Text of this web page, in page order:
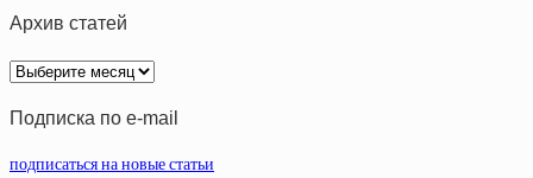
Архив статей
Архив
статей
Подписка по e-mail
подписаться на новые статьи